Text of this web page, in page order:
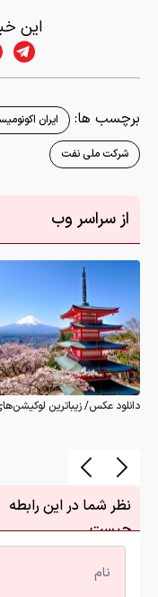
این
برچسب ها: ایران
شرکت ملی نفت
از سراسر وب
دانلود عکس/ زیباترین
نظر شما در این رابطه
چیست